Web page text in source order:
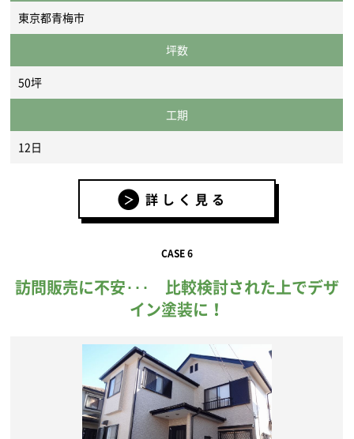
東京都青梅市
坪数
50坪
工期
12日
詳しく見る
CASE 6
訪問販売に不安･･･ 比較検討された上でデザ
イン塗装に！